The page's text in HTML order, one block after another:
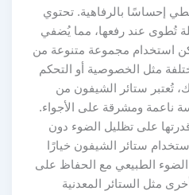
إحساسًا بالرفاهية. تحتوي
عند رفعها، مما يُضفي
استخدام مجموعة متنوعة من
مثل الخصوصية أو التحكم
ستائر الشيفون من
ناعمة ومشرقة على الأجواء.
على تظليل الضوء دون
ستائر الشيفون خيارًا
الطبيعي مع الحفاظ على
مثل الستائر المعدنية